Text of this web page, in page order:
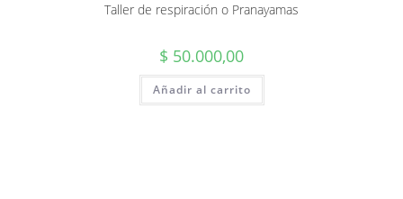
Taller de respiración o Pranayamas
$ 50.000,00
Añadir al carrito